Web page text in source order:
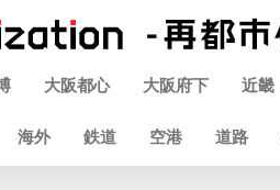
大阪都心 大阪府下 近畿
海外 鉄道 空港 道路